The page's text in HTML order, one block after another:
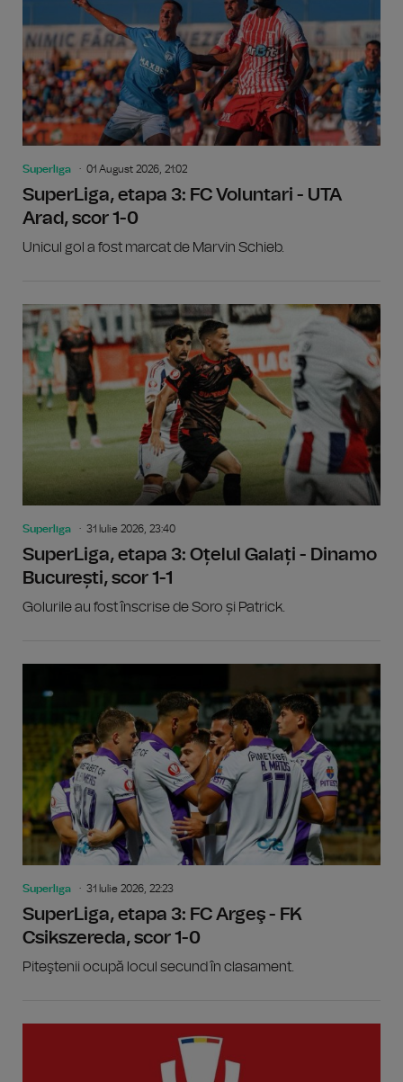
Superliga 01 August 2026, 21:02
SuperLiga, etapa 3: FC Voluntari - UTA
Arad, scor 1-0
Unicul gol a fost marcat de Marvin Schieb.
Superliga 31 Iulie 2026, 23:40
SuperLiga, etapa 3: Oțelul Galați - Dinamo
București, scor 1-1
Golurile au fost înscrise de Soro și Patrick.
Superliga 31 Iulie 2026, 22:23
SuperLiga, etapa 3: FC Argeş - FK
Csikszereda, scor 1-0
Piteştenii ocupă locul secund în clasament.